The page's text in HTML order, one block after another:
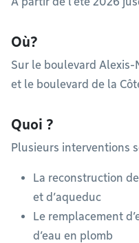
Où?
Sur le boulevard Alexis-
et le boulevard de la
Quoi ?
Plusieurs interventions
La reconstruction
et d’aqueduc
Le remplacement
d’eau en plomb